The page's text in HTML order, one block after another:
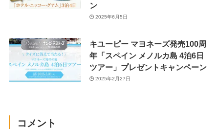
ン
2025年6月5日
キユーピー マヨネーズ発売100周
年「スペイン メノルカ島 4泊6日
ツアー」プレゼントキャンペーン
2025年2月27日
コメント